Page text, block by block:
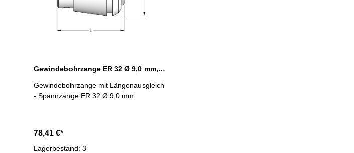
Gewindebohrzange ER 32 Ø 9,0 mm, Längenausgleich
Gewindebohrzange mit Längenausgleich
- Spannzange ER 32 Ø 9,0 mm
78,41 €*
Lagerbestand: 3